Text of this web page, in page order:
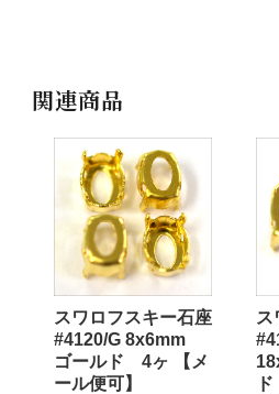
関連商品
スワロフスキー石座
#4120/G 8x6mm
ゴールド 4ヶ 【メ
ール便可】
ス